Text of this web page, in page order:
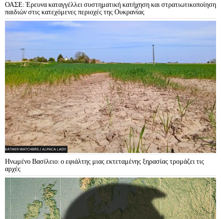
ΟΑΣΕ: Έρευνα καταγγέλλει συστηματική κατήχηση και στρατιωτικοποίηση
παιδιών στις κατεχόμενες περιοχές της Ουκρανίας
Ηνωμένο Βασίλειο: ο εφιάλτης μιας εκτεταμένης ξηρασίας τρομάζει τις
αρχές